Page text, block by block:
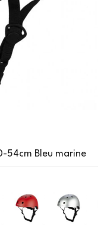
54cm Bleu marine